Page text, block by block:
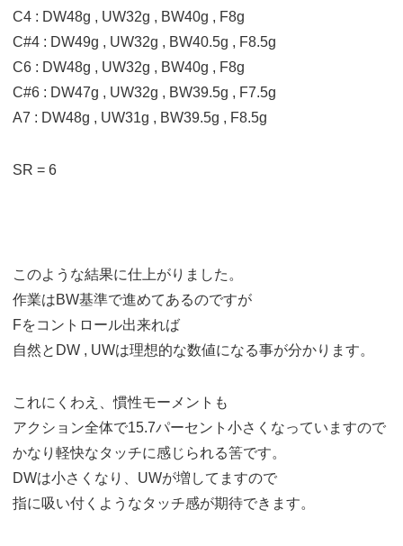
C4 : DW48g , UW32g , BW40g , F8g
C#4 : DW49g , UW32g , BW40.5g , F8.5g
C6 : DW48g , UW32g , BW40g , F8g
C#6 : DW47g , UW32g , BW39.5g , F7.5g
A7 : DW48g , UW31g , BW39.5g , F8.5g
SR = 6
このような結果に仕上がりました。
作業はBW基準で進めてあるのですが
Fをコントロール出来れば
自然とDW , UWは理想的な数値になる事が分かります。
これにくわえ、慣性モーメントも
アクション全体で15.7パーセント小さくなっていますので
かなり軽快なタッチに感じられる筈です。
DWは小さくなり、UWが増してますので
指に吸い付くようなタッチ感が期待できます。